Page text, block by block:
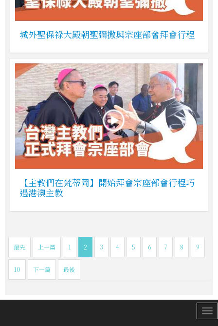
城外聖保祿大殿朝聖彌撒與宗座部會拜會行程
【主教們在梵蒂岡】開始拜會宗座部會行程巧
遇港澳主教
最先 上一篇 1 2 3 4 5 6 7 8 9
10 下一篇 最後